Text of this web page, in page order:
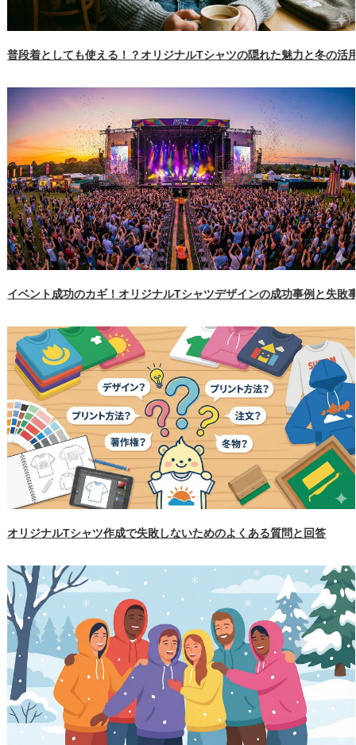
普段着としても使える！？オリジナルTシャツの隠れた魅力と冬の活
イベント成功のカギ！オリジナルTシャツデザインの成功事例と失敗
オリジナルTシャツ作成で失敗しないためのよくある質問と回答